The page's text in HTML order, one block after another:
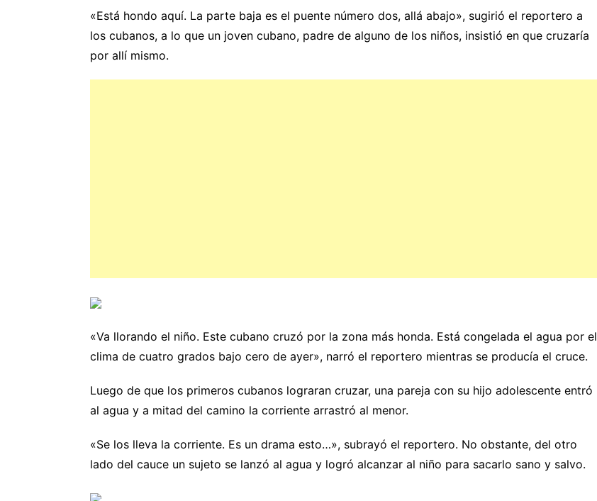
«Está hondo aquí. La parte baja es el puente número dos, allá abajo», sugirió el reportero a
los cubanos, a lo que un joven cubano, padre de alguno de los niños, insistió en que cruzaría
por allí mismo.
«Va llorando el niño. Este cubano cruzó por la zona más honda. Está congelada el agua por el
clima de cuatro grados bajo cero de ayer», narró el reportero mientras se producía el cruce.
Luego de que los primeros cubanos lograran cruzar, una pareja con su hijo adolescente entró
al agua y a mitad del camino la corriente arrastró al menor.
«Se los lleva la corriente. Es un drama esto…», subrayó el reportero. No obstante, del otro
lado del cauce un sujeto se lanzó al agua y logró alcanzar al niño para sacarlo sano y salvo.